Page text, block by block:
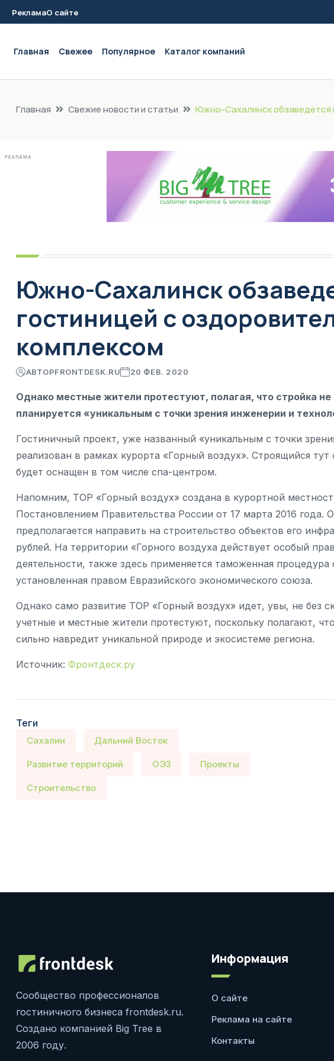
РекламаО сайте
Главная Свежее Популярное Каталог компаний
Главная Свежие новости и статьи Южно-Сахалинск обзаведется
РЕКЛАМА
Южно-Сахалинск
гостиницей с
комплексом
АВТОРFRONTDESK.RU 20 ФЕВ. 2020
Однако местные жители протестуют, полагая, что стройка
планируется «уникальным с точки зрения инженерии и
Гостиничный проект, уже названный «уникальным с точки
реализован в рамках курорта «Горный воздух». Строящийся
будет оснащен в том числе спа-центром.
Напомним, ТОР «Горный воздух» создана в курортной
Постановлением Правительства России от 17 марта 2016 года.
предполагается направить на строительство объектов его
рублей. На территории «Горного воздуха действует особый
деятельности, также здесь применяется таможенная
установленная правом Евразийского экономического союза.
Однако само развитие ТОР «Горный воздух» идет, увы, не без
учетные и местные жители протестуют, поскольку полагают,
сильно навредит уникальной природе и экосистеме региона.
Источник: Фронтдеск.ру
Теги
Сахалин Дальний Восток
Развитие территорий ОЭЗ Проекты
Строительство
Сообщество профессионалов
гостиничного бизнеса frontdesk.ru.
Создано компанией Big Tree в
2006 году.
Информация
О сайте
Реклама на сайте
Контакты